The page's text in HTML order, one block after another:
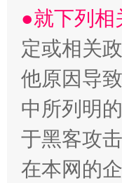
●就下列
定或相关
他原因导
中所列明
于黑客攻
在本网的